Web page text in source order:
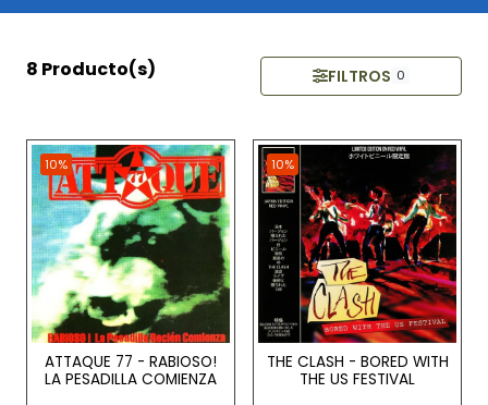
8 Producto(s) FILTROS 0
10%
ATTAQUE 77 - RABIOSO!
LA PESADILLA COMIENZA
10%
THE CLASH - BORED WITH
THE US FESTIVAL